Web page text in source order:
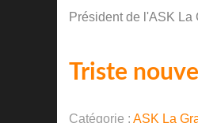
Président de l'ASK La
Triste
Catégorie : ASK La